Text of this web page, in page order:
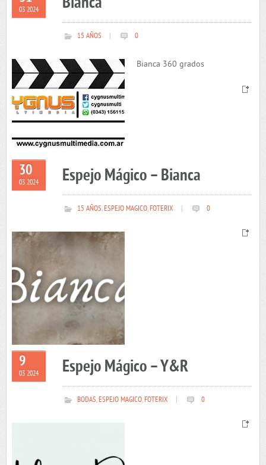
03 2024
15 AÑOS 0
Bianca 360 grados
30
03 2024 Espejo Mágico – Bianca
15 AÑOS,ESPEJO MAGICO,FOTERIX 0
9
03 2024 Espejo Mágico – Y&R
BODAS,ESPEJO MAGICO,FOTERIX 0